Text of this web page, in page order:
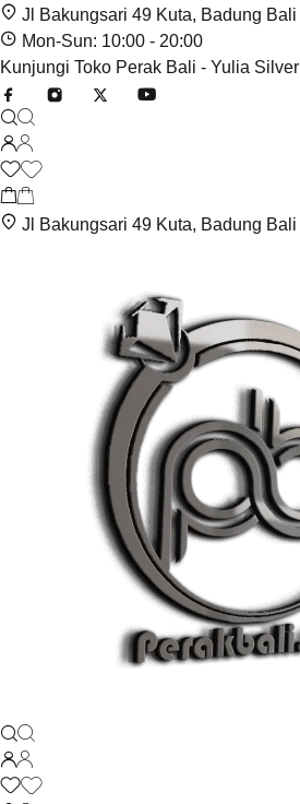
Jl Bakungsari 49 Kuta, Badung Bali
Mon-Sun: 10:00 - 20:00
Kunjungi Toko Perak Bali - Yulia Silver
Jl Bakungsari 49 Kuta, Badung Bali